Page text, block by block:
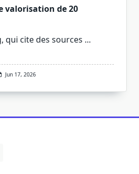
valorisation de 20
qui cite des sources ...
Jun 17, 2026